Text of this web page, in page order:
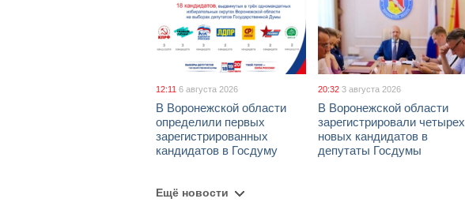
12:11 6 августа 2026
В Воронежской области
определили первых
зарегистрированных
кандидатов в Госдуму
20:32 3 августа 2026
В Воронежской области
зарегистрировали четырех
новых кандидатов в
депутаты Госдумы
Ещё новости